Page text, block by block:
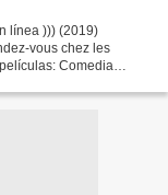
línea ))) (2019)
vous chez les
Comedia